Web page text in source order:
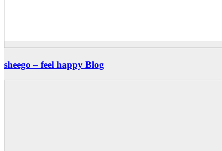
sheego – feel happy Blog